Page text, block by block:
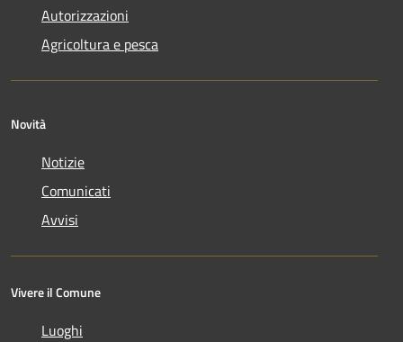
Autorizzazioni
Agricoltura e pesca
Novità
Notizie
Comunicati
Avvisi
Vivere il Comune
Luoghi